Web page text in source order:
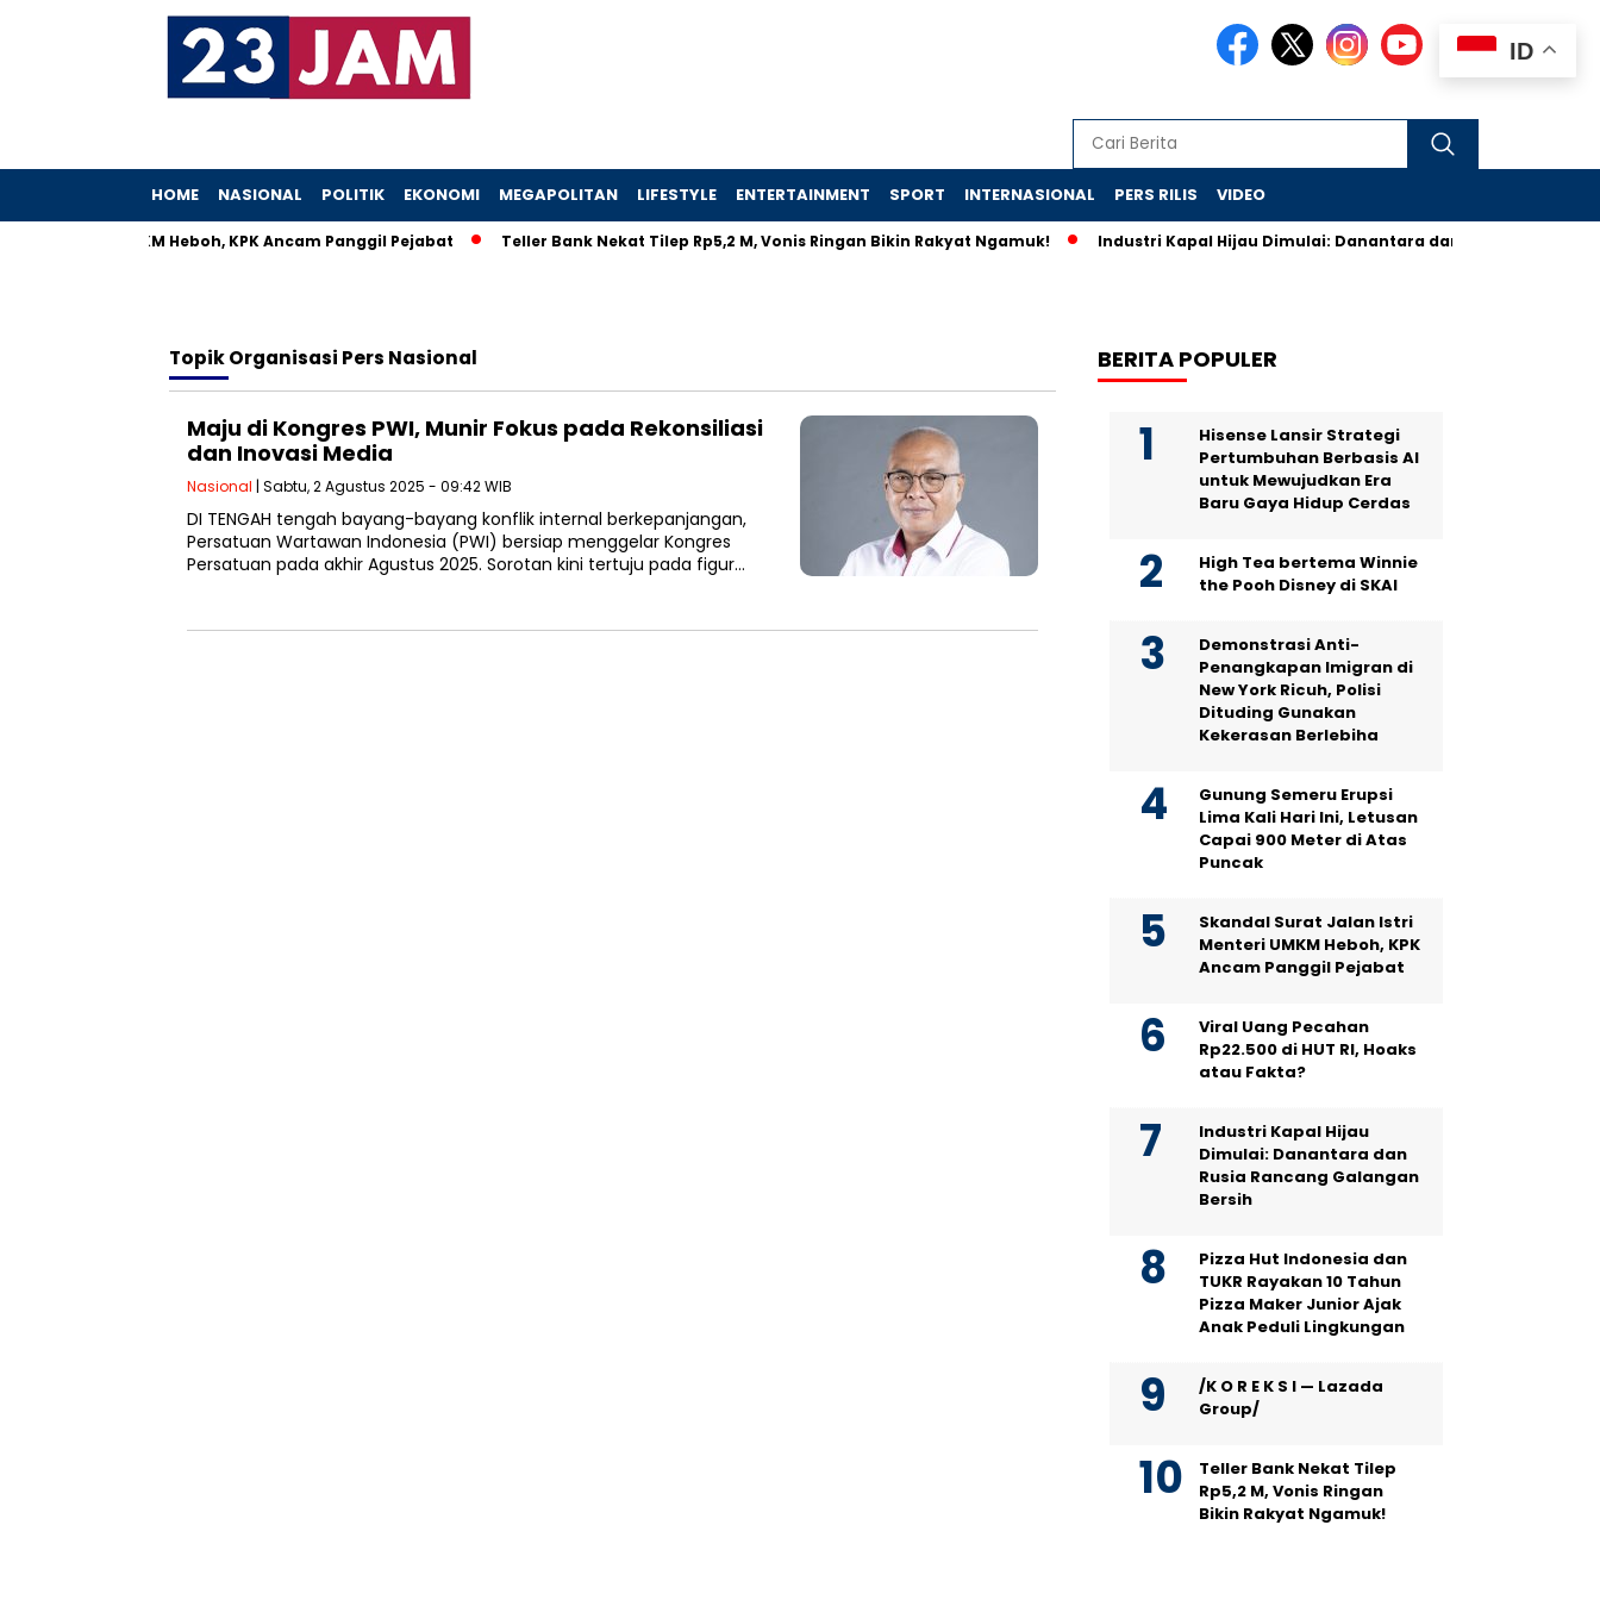
HOME NASIONAL POLITIK EKONOMI MEGAPOLITAN LIFESTYLE ENTERTAINMENT SPORT INTERNASIONAL PERS RILIS VIDEO
Menteri UMKM Heboh, KPK Ancam Panggil Pejabat Teller Bank Nekat Tilep Rp5,2 M, Vonis Ringan Bikin Rakyat Ngamuk! Industri Kapal Hijau Dimulai: Danantara dan Rusia Rancang
TopikOrganisasi Pers Nasional
Maju di Kongres PWI, Munir Fokus pada Rekonsiliasi
dan Inovasi Media
Nasional | Sabtu, 2 Agustus 2025 - 09:42 WIB
DI TENGAH tengah bayang-bayang konflik internal berkepanjangan,
Persatuan Wartawan Indonesia (PWI) bersiap menggelar Kongres
Persatuan pada akhir Agustus 2025. Sorotan kini tertuju pada figur…
BERITA POPULER
Hisense Lansir Strategi
Pertumbuhan Berbasis AI
untuk Mewujudkan Era
Baru Gaya Hidup Cerdas
High Tea bertema Winnie
the Pooh Disney di SKAI
Demonstrasi Anti-
Penangkapan Imigran di
New York Ricuh, Polisi
Dituding Gunakan
Kekerasan Berlebiha
Gunung Semeru Erupsi
Lima Kali Hari Ini, Letusan
Capai 900 Meter di Atas
Puncak
Skandal Surat Jalan Istri
Menteri UMKM Heboh, KPK
Ancam Panggil Pejabat
Viral Uang Pecahan
Rp22.500 di HUT RI, Hoaks
atau Fakta?
Industri Kapal Hijau
Dimulai: Danantara dan
Rusia Rancang Galangan
Bersih
Pizza Hut Indonesia dan
TUKR Rayakan 10 Tahun
Pizza Maker Junior Ajak
Anak Peduli Lingkungan
/K O R E K S I — Lazada
Group/
Teller Bank Nekat Tilep
Rp5,2 M, Vonis Ringan
Bikin Rakyat Ngamuk!
ID